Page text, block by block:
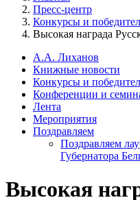
Пресс-центр
Конкурсы и
Высокая награда
А.А. Лиханов
Книжные новости
Конкурсы и
Конференции и
Лента
Мероприятия
Поздравляем
Поздравляем
Губернатора
Высокая